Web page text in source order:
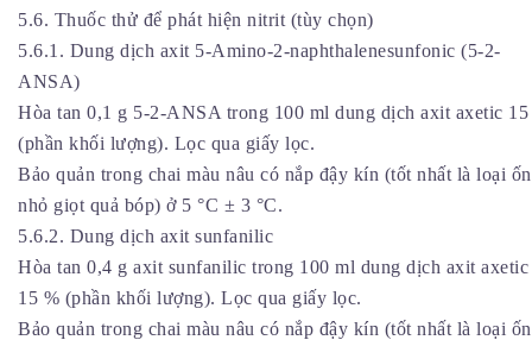
5.6. Thuốc thử để phát hiện nitrit (tùy chọn)
5.6.1. Dung dịch axit 5-Amino-2-naphthalenesunfonic (5-2-
ANSA)
Hòa tan 0,1 g 5-2-ANSA trong 100 ml dung dịch axit axetic 15
(phần khối lượng). Lọc qua giấy lọc.
Bảo quản trong chai màu nâu có nắp đậy kín (tốt nhất là loại
nhỏ giọt quả bóp) ở 5 °C ± 3 °C.
5.6.2. Dung dịch axit sunfanilic
Hòa tan 0,4 g axit sunfanilic trong 100 ml dung dịch axit axetic
15 % (phần khối lượng). Lọc qua giấy lọc.
Bảo quản trong chai màu nâu có nắp đậy kín (tốt nhất là loại